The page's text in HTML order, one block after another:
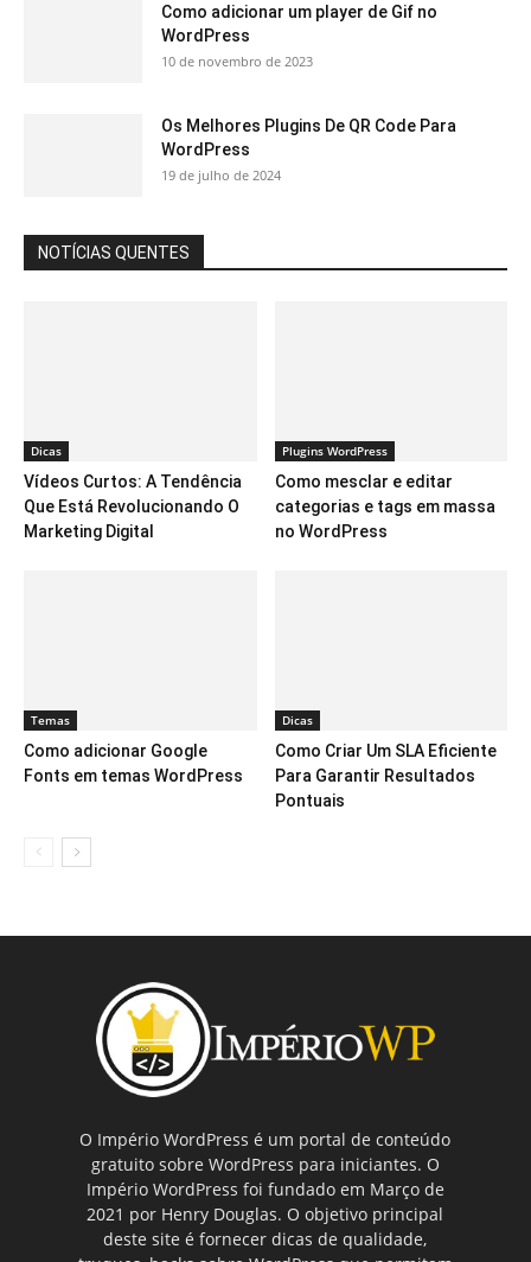
Como adicionar um player de Gif no
WordPress
10 de novembro de 2023
Os Melhores Plugins De QR Code Para
WordPress
19 de julho de 2024
NOTÍCIAS QUENTES
Dicas
Vídeos Curtos: A Tendência
Que Está Revolucionando O
Marketing Digital
Plugins WordPress
Como mesclar e editar
categorias e tags em massa
no WordPress
Temas
Como adicionar Google
Fonts em temas WordPress
Dicas
Como Criar Um SLA Eficiente
Para Garantir Resultados
Pontuais
O Império WordPress é um portal de conteúdo
gratuito sobre WordPress para iniciantes. O
Império WordPress foi fundado em Março de
2021 por Henry Douglas. O objetivo principal
deste site é fornecer dicas de qualidade,